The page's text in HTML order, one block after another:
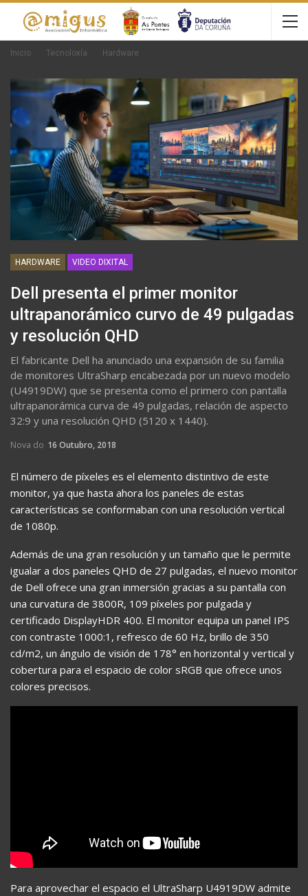
Inicio Tecnoloxía Hardware
HARDWARE VIDEO DIXITAL
Dell presenta el primer monitor
ultrapanorámico curvo de 49 pulgadas
y resolución QHD
El fabricante Dell ha anunciado una expansión de su familia
de monitores UltraSharp encabezada por un nuevo modelo
(U4919DW) que se presenta como el primero con pantalla
ultrapanorámica curva de 49 pulgadas, relación de aspecto
32:9 y una resolución QHD (5120 x 1440).
Nova do 16 Outubro, 2018
El número de píxeles es el elemento distintivo de este
monitor, ya que hasta ahora los paneles de estas
características se conformaban con una resolución vertical
de 1080p.
Además de una gran resolución y un tamaño que le permite
igualar a dos paneles QHD de 27 pulgadas, el nuevo monitor
de Dell ofrece una gran inmersión gracias a su pantalla con
una curvatura de 3800R, 109 píxeles por pulgada y
certificado DisplayHDR 400. El monitor equipa un panel IPS
con contraste 1000:1, refresco de 60 Hz, brillo de 350
cd/m2, un ángulo de visión de 178° en horizontal y vertical y
cobertura para el espacio de color sRGB que ofrece unos
colores precisos.
Para aprovechar el espacio el UltraSharp U4919DW admite